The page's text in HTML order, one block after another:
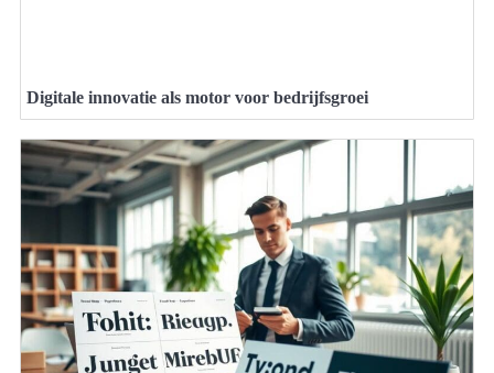
Digitale innovatie als motor voor bedrijfsgroei